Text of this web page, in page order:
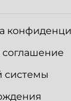
соглашение
системы